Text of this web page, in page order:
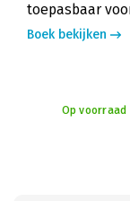
toepasbaar
Boek bekijken
Op voorraad